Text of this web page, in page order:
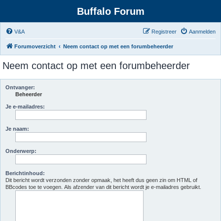
Buffalo Forum
V&A Aanmelden
Registreer
Forumoverzicht Neem contact op met een forumbeheerder
Neem contact op met een forumbeheerder
Ontvanger:
Beheerder
Je e-mailadres:
Je naam:
Onderwerp:
Berichtinhoud:
Dit bericht wordt verzonden zonder opmaak, het heeft dus geen zin om HTML of
BBcodes toe te voegen. Als afzender van dit bericht wordt je e-mailadres gebruikt.